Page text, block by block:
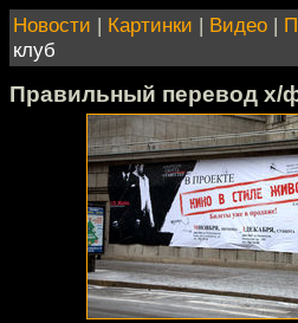
Новости | Картинки | Видео |
клуб
Правильный перевод х/